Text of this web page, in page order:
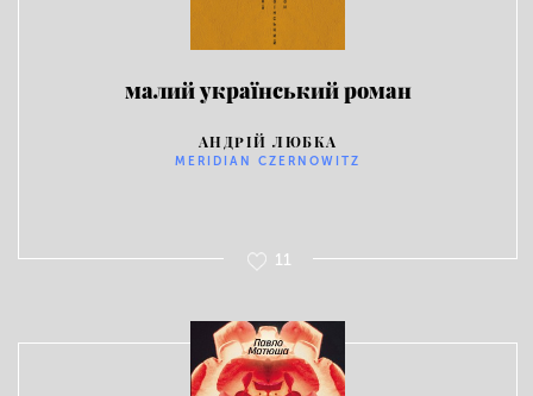
малий український роман
АНДРІЙ ЛЮБКА
MERIDIAN CZERNOWITZ
11